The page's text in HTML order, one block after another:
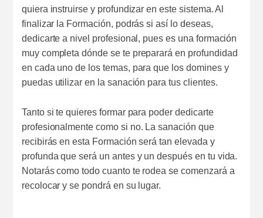
quiera instruirse y profundizar en este sistema. Al
finalizar la Formación, podrás si así lo deseas,
dedicarte a nivel profesional, pues es una formación
muy completa dónde se te preparará en profundidad
en cada uno de los temas, para que los domines y
puedas utilizar en la sanación para tus clientes.
Tanto si te quieres formar para poder dedicarte
profesionalmente como si no. La sanación que
recibirás en esta Formación será tan elevada y
profunda que será un antes y un después en tu vida.
Notarás como todo cuanto te rodea se comenzará a
recolocar y se pondrá en su lugar.